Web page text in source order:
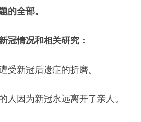
的全部。
冠情况和相关研究：
受新冠后遗症的折磨。
人因为新冠永远离开了亲人。